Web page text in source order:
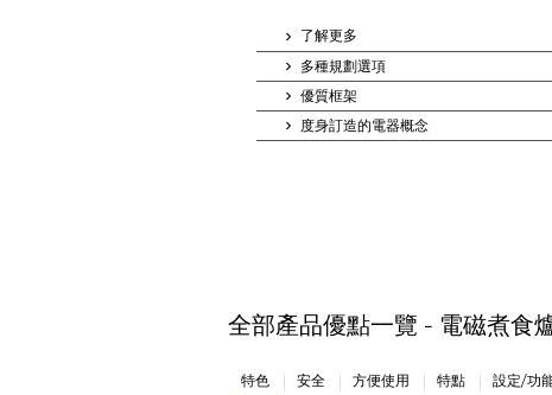
了解更多
多種規劃選項
優質框架
度身訂造的電器概念
全部產品優點一覽 - 電磁煮食
特色 安全 方便使用 特點 設定/功